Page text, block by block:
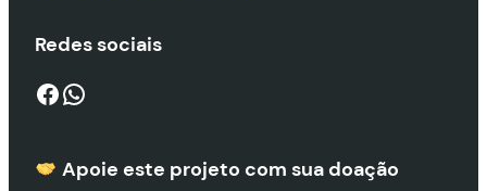
Redes sociais
Facebook WhatsApp
Apoie este projeto com sua doação